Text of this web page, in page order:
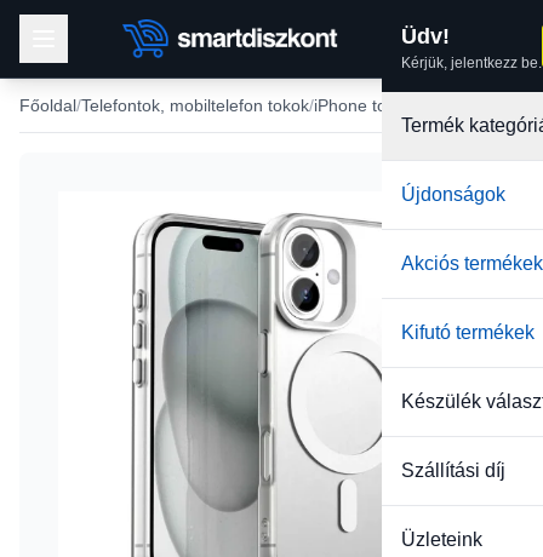
Üdv!
Kérjük, jelentkezz be.
Termék
Újdonságok
Akciós termékek
Kifutó termékek
Készülék
Szállítási díj
Üzleteink
Főoldal Telefontok, mobiltelefon tokok iPhone tokok
-40%